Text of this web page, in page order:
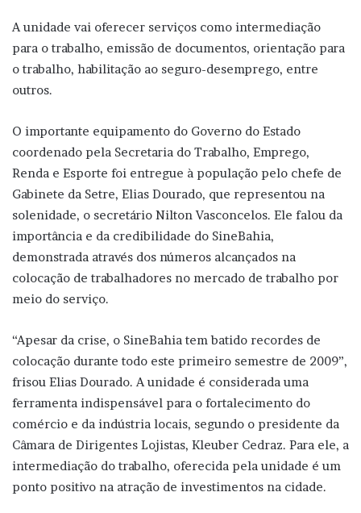
A unidade vai oferecer serviços como intermediação
para o trabalho, emissão de documentos, orientação para
o trabalho, habilitação ao seguro-desemprego, entre
outros.
O importante equipamento do Governo do Estado
coordenado pela Secretaria do Trabalho, Emprego,
Renda e Esporte foi entregue à população pelo chefe de
Gabinete da Setre, Elias Dourado, que representou na
solenidade, o secretário Nilton Vasconcelos. Ele falou da
importância e da credibilidade do SineBahia,
demonstrada através dos números alcançados na
colocação de trabalhadores no mercado de trabalho por
meio do serviço.
“Apesar da crise, o SineBahia tem batido recordes de
colocação durante todo este primeiro semestre de 2009”,
frisou Elias Dourado. A unidade é considerada uma
ferramenta indispensável para o fortalecimento do
comércio e da indústria locais, segundo o presidente da
Câmara de Dirigentes Lojistas, Kleuber Cedraz. Para ele, a
intermediação do trabalho, oferecida pela unidade é um
ponto positivo na atração de investimentos na cidade.